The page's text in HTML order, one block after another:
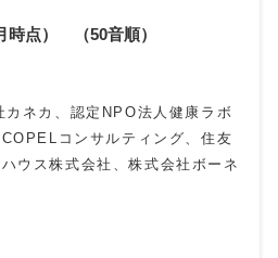
時点） （50音順）
ネカ、認定NPO法人健康ラボ
コンサルティング、住友
ウス株式会社、株式会社ボーネ